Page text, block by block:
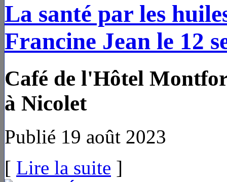
La santé par les
Francine Jean le 12
Café de l'Hôtel
à Nicolet
Publié 19 août 2023
[ Lire la suite ]